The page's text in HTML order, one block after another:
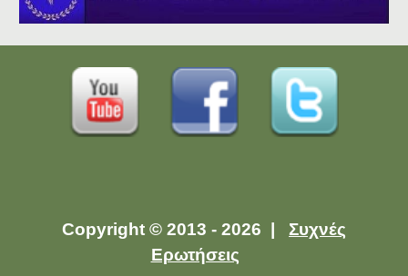
Copyright © 2013 - 2026 | Συχνές
Ερωτήσεις